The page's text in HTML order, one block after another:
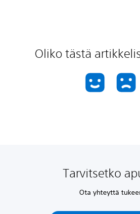
Oliko tästä
Tarvitsetko
Ota yhteyttä